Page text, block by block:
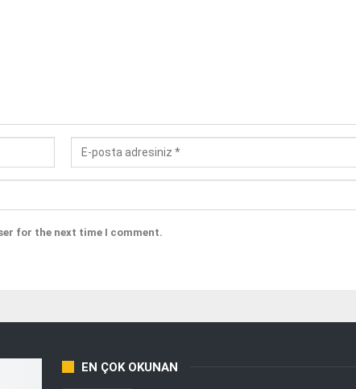
for the next time I comment.
EN ÇOK OKUNAN